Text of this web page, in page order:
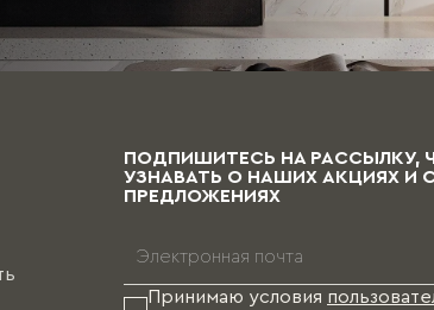
ПОДПИШИТЕСЬ НА РАССЫЛКУ,
УЗНАВАТЬ О НАШИХ АКЦИЯХ И
ПРЕДЛОЖЕНИЯХ
Принимаю условия